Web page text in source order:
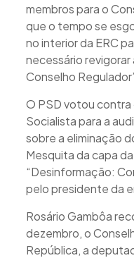
membros para o
que o tempo se
no interior da ERC
necessário
Conselho
O PSD votou
Socialista para a
sobre a eliminação
Mesquita da capa
“Desinformação:
pelo presidente da
Rosário Gambôa
dezembro, o
República, a